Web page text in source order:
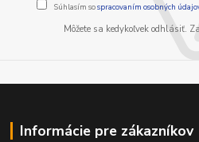
Súhlasím sospracovaním osobných
Môžete sa kedykoľvek odhlásiť.
Informácie pre zákazníkov